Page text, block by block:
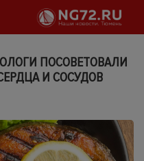
ПОСОВЕТОВАЛИ
И СОСУДОВ